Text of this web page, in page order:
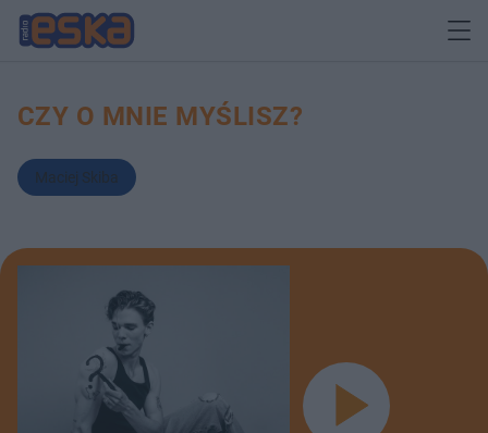
CZY O MNIE MYŚLISZ?
Maciej Skiba